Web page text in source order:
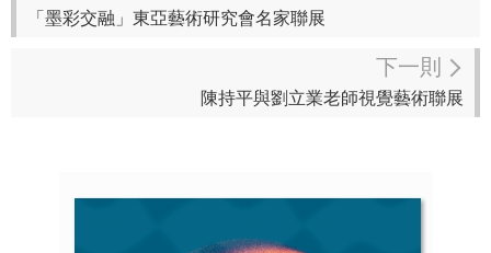
「墨彩交融」東亞藝術研究會名家聯展
下一則
陳持平與劉立業老師視覺藝術聯展